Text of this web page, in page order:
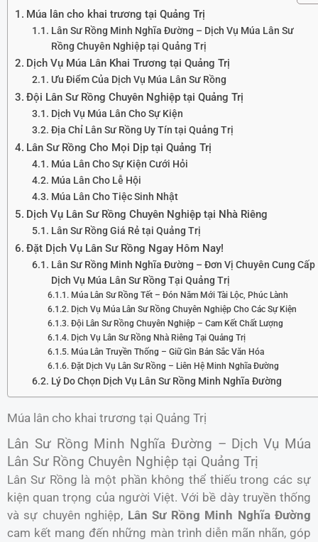
Múa lân cho khai trương tại Quảng Trị
Lân Sư Rồng Minh Nghĩa Đường – Dịch Vụ Múa Lân Sư
Rồng Chuyên Nghiệp tại Quảng Trị
Dịch Vụ Múa Lân Khai Trương tại Quảng Trị
Ưu Điểm Của Dịch Vụ Múa Lân Sư Rồng
Đội Lân Sư Rồng Chuyên Nghiệp tại Quảng Trị
Dịch Vụ Múa Lân Cho Sự Kiện
Địa Chỉ Lân Sư Rồng Uy Tín tại Quảng Trị
Lân Sư Rồng Cho Mọi Dịp tại Quảng Trị
Múa Lân Cho Sự Kiện Cưới Hỏi
Múa Lân Cho Lễ Hội
Múa Lân Cho Tiệc Sinh Nhật
Dịch Vụ Lân Sư Rồng Chuyên Nghiệp tại Nhà Riêng
Lân Sư Rồng Giá Rẻ tại Quảng Trị
Đặt Dịch Vụ Lân Sư Rồng Ngay Hôm Nay!
Lân Sư Rồng Minh Nghĩa Đường – Đơn Vị Chuyên Cung Cấp
Dịch Vụ Múa Lân Sư Rồng Tại Quảng Trị
Múa Lân Sư Rồng Tết – Đón Năm Mới Tài Lộc, Phúc Lành
Dịch Vụ Múa Lân Sư Rồng Chuyên Nghiệp Cho Các Sự Kiện
Đội Lân Sư Rồng Chuyên Nghiệp – Cam Kết Chất Lượng
Dịch Vụ Lân Sư Rồng Nhà Riêng Tại Quảng Trị
Múa Lân Truyền Thống – Giữ Gìn Bản Sắc Văn Hóa
Đặt Dịch Vụ Lân Sư Rồng – Liên Hệ Minh Nghĩa Đường
Lý Do Chọn Dịch Vụ Lân Sư Rồng Minh Nghĩa Đường
Múa lân cho khai trương tại Quảng Trị
Lân Sư Rồng Minh Nghĩa Đường – Dịch Vụ Múa
Lân Sư Rồng Chuyên Nghiệp tại Quảng Trị
Lân Sư Rồng là một phần không thể thiếu trong các sự
kiện quan trọng của người Việt. Với bề dày truyền thống
và sự chuyên nghiệp, Lân Sư Rồng Minh Nghĩa Đường
cam kết mang đến những màn trình diễn mãn nhãn, góp